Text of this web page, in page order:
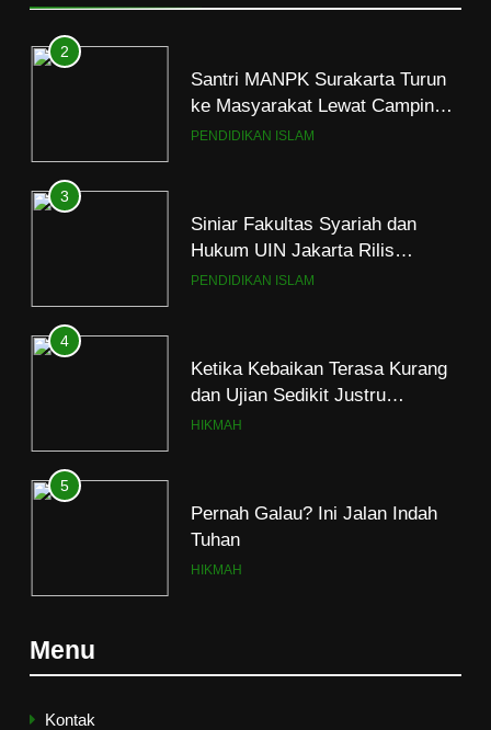
3
Siniar Fakultas Syariah dan
Hukum UIN Jakarta Rilis
Program Fikih Genzi Selama
4
Ketika Kebaikan Terasa Kurang
dan Ujian Sedikit Justru
Menjerumuskan
5
Pernah Galau? Ini Jalan Indah
Tuhan
6
Ngopi Bareng; Romantisme
Abadi
7
Kopi Beneran Versus Kopi Darat
Menu
Kontak